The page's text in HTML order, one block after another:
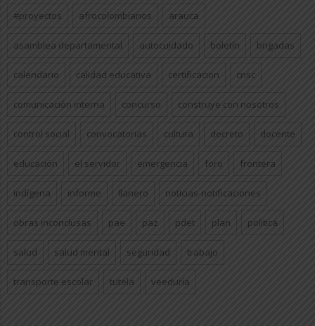
#proyectos afrocolombianos arauca
asamblea departamental autocuidado boletín brigadas
calendario calidad educativa certificacion cnsc
comunicación interna concurso construye con nosotros
control social convocatorias cultura decreto docente
educación el servidor emergencia foro frontera
indígena informe llanero noticias-notificaciones
obras inconclusas pae paz pdet plan politica
salud salud mental seguridad trabajo
transporte escolar tutela veeduría